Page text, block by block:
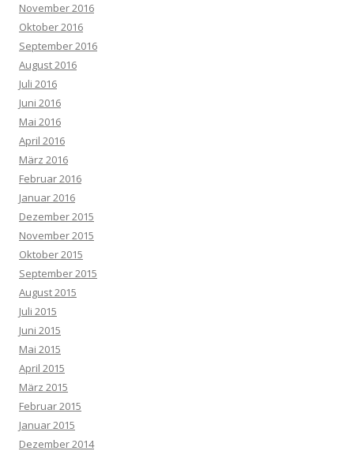
November 2016
Oktober 2016
September 2016
August 2016
Juli 2016
Juni 2016
Mai 2016
April 2016
März 2016
Februar 2016
Januar 2016
Dezember 2015
November 2015
Oktober 2015
September 2015
August 2015
Juli 2015
Juni 2015
Mai 2015
April 2015
März 2015
Februar 2015
Januar 2015
Dezember 2014